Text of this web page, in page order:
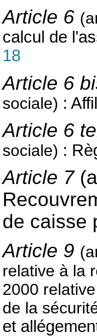
Article 6
calcul de
18
Article 6
sociale) :
Article 6
sociale) :
Article 7
de caisse
Article 9
relative à la
2000
de la
et